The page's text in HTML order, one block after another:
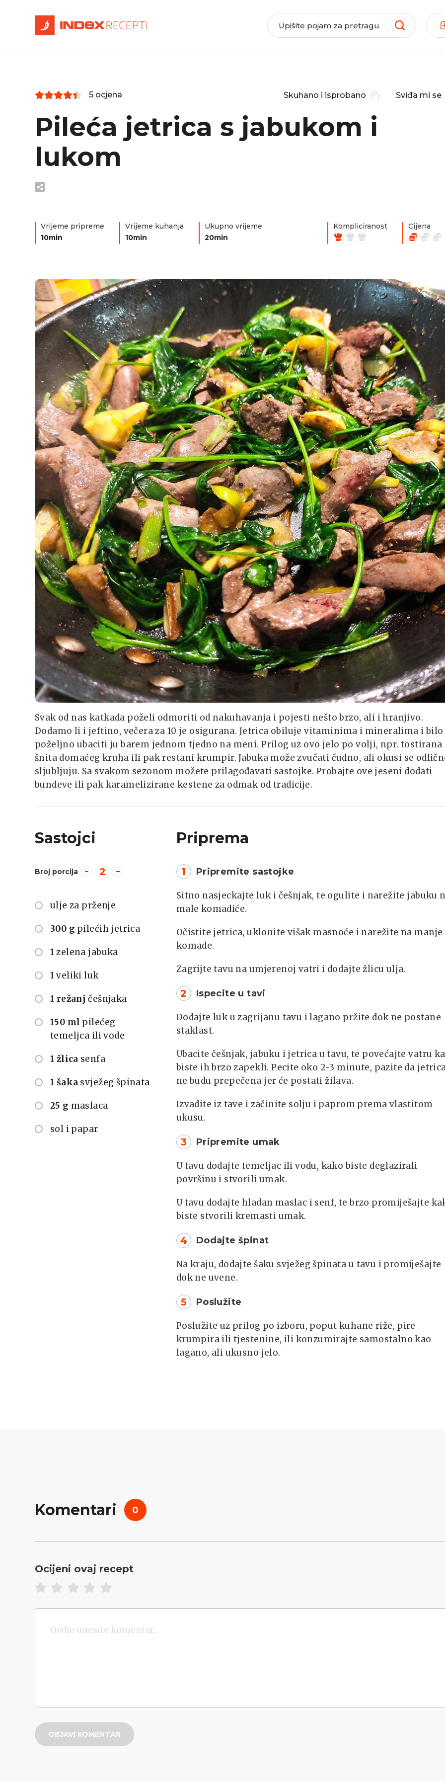
5 ocjena Skuhano i isprobano Sviđa mi se
Pileća jetrica s jabukom i
lukom
Vrijeme pripreme
10min
Vrijeme kuhanja
10min
Ukupno vrijeme
20min
Kompliciranost Cijena
Svak od nas katkada poželi odmoriti od nakuhavanja i pojesti nešto brzo, ali i hranjivo.
Dodamo li i jeftino, večera za 10 je osigurana. Jetrica obiluje vitaminima i mineralima i bilo
poželjno ubaciti ju barem jednom tjedno na meni. Prilog uz ovo jelo po volji, npr. tostirana
šnita domaćeg kruha ili pak restani krumpir. Jabuka može zvučati čudno, ali okusi se
sljubljuju. Sa svakom sezonom možete prilagođavati sastojke. Probajte ove jeseni dodati
bundeve ili pak karamelizirane kestene za odmak od tradicije.
Sastojci
Broj porcija 2
ulje za prženje
300 g pilećih jetrica
1 zelena jabuka
1 veliki luk
1 režanj češnjaka
150 ml pilećeg
temeljca ili vode
1 žlica senfa
1 šaka svježeg špinata
25 g maslaca
sol i papar
Priprema
1 Pripremite sastojke
Sitno nasjeckajte luk i češnjak, te ogulite i narežite jabuku
male komadiće.
Očistite jetrica, uklonite višak masnoće i narežite na manje
komade.
Zagrijte tavu na umjerenoj vatri i dodajte žlicu ulja.
2 Ispecite u tavi
Dodajte luk u zagrijanu tavu i lagano pržite dok ne postane
staklast.
Ubacite češnjak, jabuku i jetrica u tavu, te povećajte vatru
biste ih brzo zapekli. Pecite oko 2-3 minute, pazite da
ne budu prepečena jer će postati žilava.
Izvadite iz tave i začinite solju i paprom prema vlastitom
ukusu.
3 Pripremite umak
U tavu dodajte temeljac ili vodu, kako biste deglazirali
površinu i stvorili umak.
U tavu dodajte hladan maslac i senf, te brzo promiješajte
biste stvorili kremasti umak.
4 Dodajte špinat
Na kraju, dodajte šaku svježeg špinata u tavu i promiješajte
dok ne uvene.
5 Poslužite
Poslužite uz prilog po izboru, poput kuhane riže, pire
krumpira ili tjestenine, ili konzumirajte samostalno kao
lagano, ali ukusno jelo.
Komentari 0
Ocijeni ovaj recept
OBJAVI KOMENTAR